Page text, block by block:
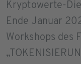
Kryptowerte-
Ende Januar
Workshops des